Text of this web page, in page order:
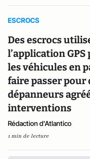
ESCROCS
Des escrocs
l’application
les véhicules en
faire passer pour
dépanneurs
interventions
Rédaction d'Atlantico
1 min de lecture